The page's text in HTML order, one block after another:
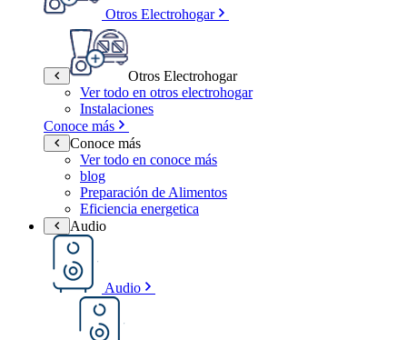
Otros Electrohogar
Otros Electrohogar
Ver todo en otros electrohogar
Instalaciones
Conoce más
Conoce más
Ver todo en conoce más
blog
Preparación de Alimentos
Eficiencia energetica
Audio
Audio